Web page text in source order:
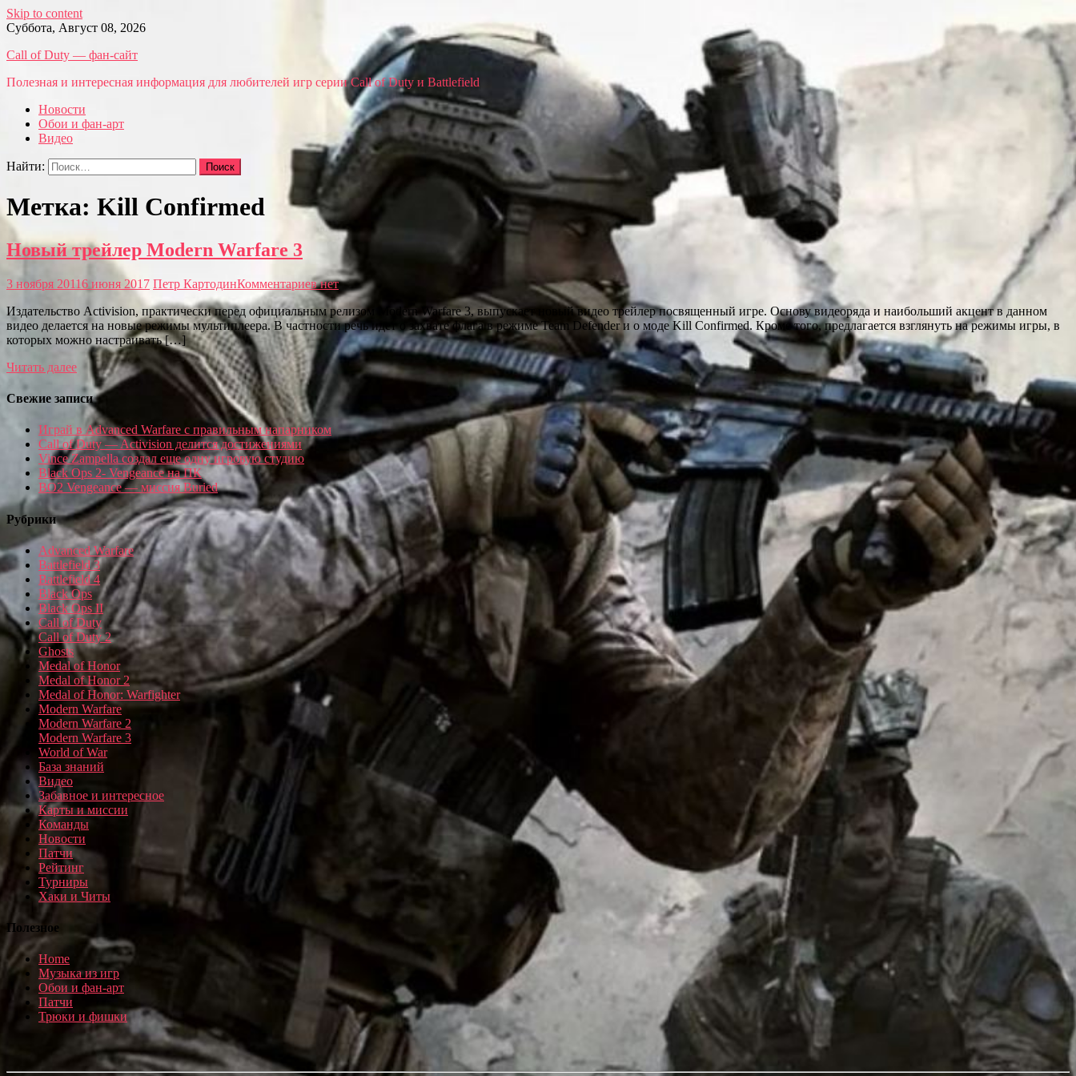
Skip to content
Суббота, Август 08, 2026
Call of Duty — фан-сайт
Полезная и интересная информация для любителей игр серии Call of Duty и Battlefield
Новости
Обои и фан-арт
Видео
Найти:
Метка: Kill Confirmed
Новый трейлер Modern Warfare 3
3 ноября 20116 июня 2017 Петр КартодинКомментариев нет
Издательство Activision, практически перед официальным релизом Modern Warfare 3, выпускает новый видео трейлер посвященный игре. Основу видеоряда и наибольший акцент в данном
видео делается на новые режимы мультиплеера. В частности речь идет о захвате флага в режиме Team Defender и о моде Kill Confirmed. Кроме того, предлагается взглянуть на режимы игры, в
которых можно настраивать […]
Читать далее
Свежие записи
Играй в Advanced Warfare с правильным напарником
Call of Duty — Activision делится достижениями
Vince Zampella создал еще одну игровую студию
Black Ops 2- Vengeance на ПК
BO2 Vengeance — миссия Buried
Рубрики
Advanced Warfare
Battlefield 3
Battlefield 4
Black Ops
Black Ops II
Call of Duty
Call of Duty 2
Ghosts
Medal of Honor
Medal of Honor 2
Medal of Honor: Warfighter
Modern Warfare
Modern Warfare 2
Modern Warfare 3
World of War
База знаний
Видео
Забавное и интересное
Карты и миссии
Команды
Новости
Патчи
Рейтинг
Турниры
Хаки и Читы
Полезное
Home
Музыка из игр
Обои и фан-арт
Патчи
Трюки и фишки